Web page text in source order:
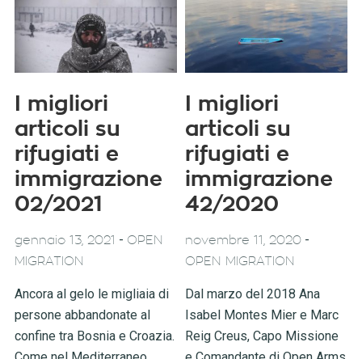
I migliori
articoli su
rifugiati e
immigrazione
02/2021
gennaio 13, 2021 - OPEN
MIGRATION
Ancora al gelo le migliaia di
persone abbandonate al
confine tra Bosnia e Croazia.
I migliori
articoli su
rifugiati e
immigrazione
42/2020
novembre 11, 2020 -
OPEN MIGRATION
Dal marzo del 2018 Ana
Isabel Montes Mier e Marc
Reig Creus, Capo Missione